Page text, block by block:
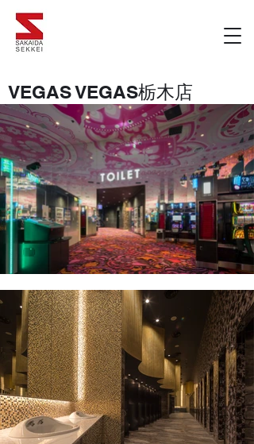
​VEGAS VEGAS栃木店